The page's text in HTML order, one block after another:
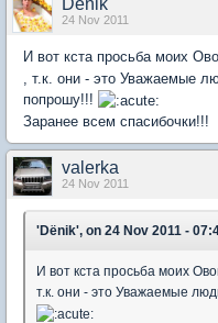
24 Nov 2011
И вот кста просьба моих
, т.к. они - это Уважаемые
попрошу!!!
Заранее всем спасибочки!!!
valerka
24 Nov 2011
'Dёnik', on 24 Nov 2011 -
И вот кста просьба моих
т.к. они - это Уважаемые